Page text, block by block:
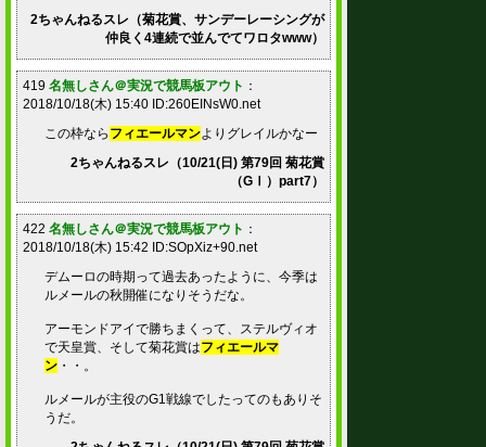
2ちゃんねるスレ（菊花賞、サンデーレーシングが
仲良く4連続で並んでてワロタwww）
419 名無しさん＠実況で競馬板アウト ：
2018/10/18(木) 15:40 ID:260EINsW0.net
この枠なら フィエールマンよりグレイルかなー
2ちゃんねるスレ（10/21(日) 第79回 菊花賞
（GⅠ）part7）
422 名無しさん＠実況で競馬板アウト ：
2018/10/18(木) 15:42 ID:SOpXiz+90.net
デムーロの時期って過去あったように、今季は
ルメールの秋開催になりそうだな。
アーモンドアイで勝ちまくって、ステルヴィオ
で天皇賞、そして菊花賞はフィエールマ
ン ・・。
ルメールが主役のG1戦線でしたってのもありそ
うだ。